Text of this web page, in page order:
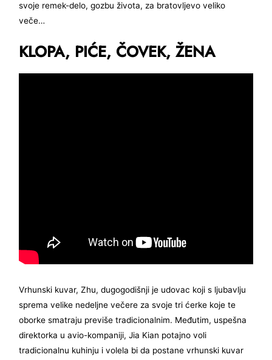
svoje remek-delo, gozbu života, za bratovljevo veliko
veče…
KLOPA, PIĆE, ČOVEK, ŽENA
Vrhunski kuvar, Zhu, dugogodišnji je udovac koji s ljubavlju
sprema velike nedeljne večere za svoje tri ćerke koje te
oborke smatraju previše tradicionalnim. Međutim, uspešna
direktorka u avio-kompaniji, Jia Kian potajno voli
tradicionalnu kuhinju i volela bi da postane vrhunski kuvar